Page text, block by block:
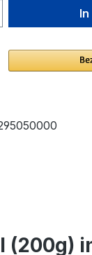
Gib
(200g)